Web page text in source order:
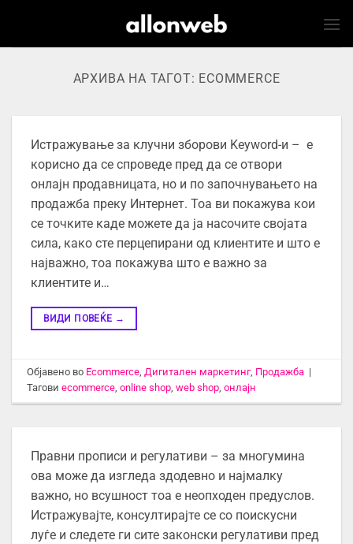
content
АРХИВА НА ТАГОТ: ECOMMERCE
Истражување за клучни зборови Keyword-и – е
корисно да се спроведе пред да се отвори
онлајн продавницата, но и по започнувањето на
продажба преку Интернет. Тоа ви покажува кои
се точките каде можете да ја насочите својата
сила, како сте перцепирани од клиентите и што е
најважно, тоа покажува што е важно за
клиентите и…
ВИДИ ПОВЕЌЕ →
Објавено во Ecommerce,Дигитален маркетинг, Продажба |
Таговиecommerce,online shop,web shop,онлајн
Правни прописи и регулативи – за многумина
ова може да изгледа здодевно и најмалку
важно, но всушност тоа е неопходен предуслов.
Истражувајте, консултирајте се со поискусни
луѓе и следете ги сите законски регулативи пред